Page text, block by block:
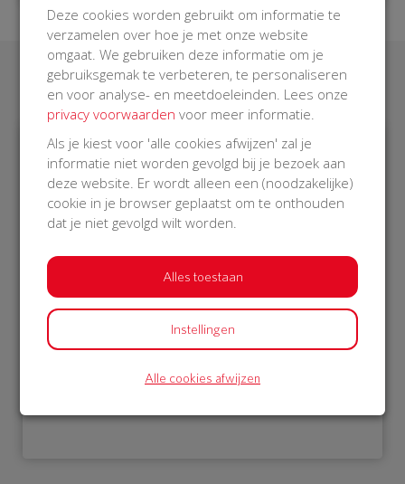
Laatste donaties
€ 1.052
Philips
Bekijk alle donateurs
Deze cookies worden gebruikt om informatie te
verzamelen over hoe je met onze website
omgaat. We gebruiken deze informatie om je
gebruiksgemak te verbeteren, te personaliseren
en voor analyse- en meetdoeleinden. Lees onze
privacy voorwaarden voor meer informatie.
Als je kiest voor 'alle cookies afwijzen' zal je
informatie niet worden gevolgd bij je bezoek aan
deze website. Er wordt alleen een (noodzakelijke)
cookie in je browser geplaatst om te onthouden
dat je niet gevolgd wilt worden.
Alles toestaan
Instellingen
Alle cookies afwijzen